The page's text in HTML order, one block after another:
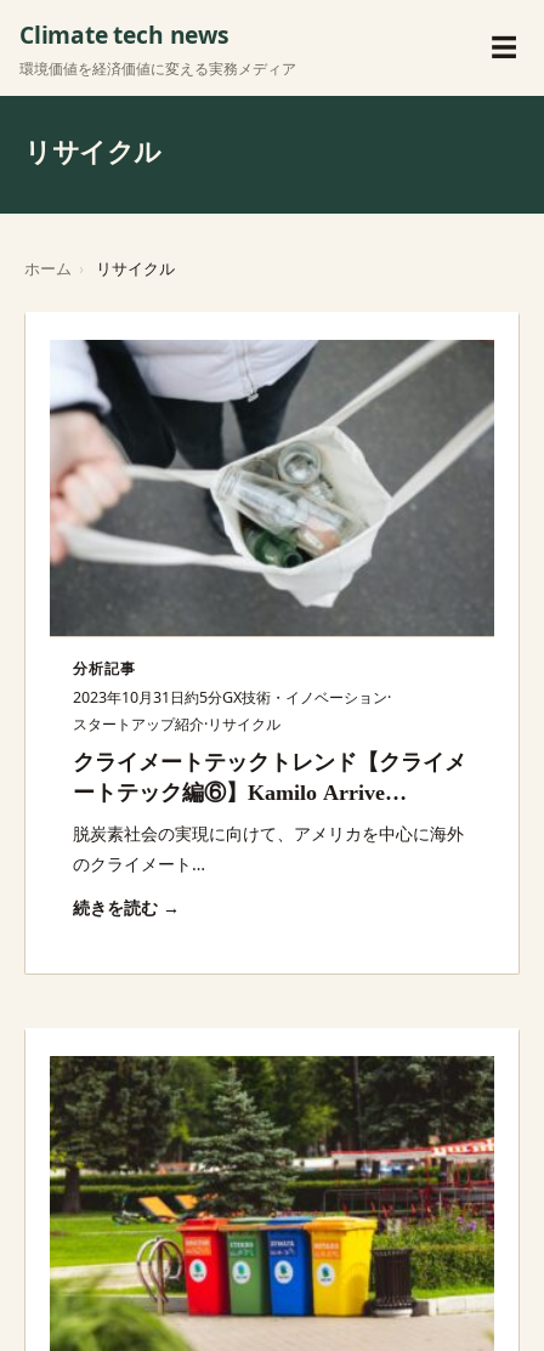
Climate tech news
環境価値を経済価値に変える実務メディア
メ
☰
リサイクル
ホーム リサイクル
分析記事
2023年10月31日約5分GX技術・イノベーション·
スタートアップ紹介·リサイクル
クライメートテックトレンド【クライメ
ートテック編⑥】Kamilo Arrive
Recommerce Oceanworks・Last20・
Kamiloほか：脱炭素スタートアップ最新
脱炭素社会の実現に向けて、アメリカを中心に海外
のクライメート…
続きを読む →